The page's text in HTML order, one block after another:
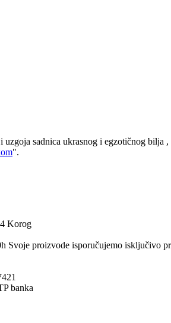
sadnica ukrasnog i egzotičnog
".
Korog
Svoje proizvode isporučujemo isključivo
banka